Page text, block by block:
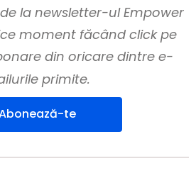
la newsletter-ul Empower
moment făcând click pe
din oricare dintre e-
primite.
te